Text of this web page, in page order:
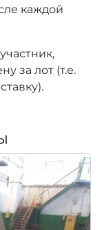
каждой
за лот (т.е.